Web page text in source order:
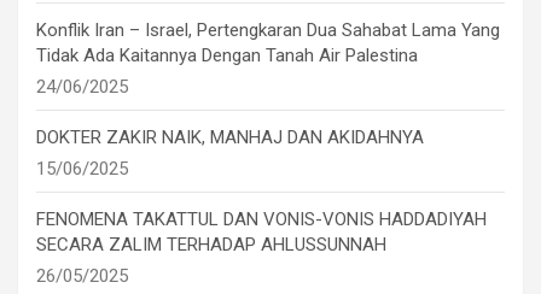
Konflik Iran – Israel, Pertengkaran Dua Sahabat Lama Yang
Tidak Ada Kaitannya Dengan Tanah Air Palestina
24/06/2025
DOKTER ZAKIR NAIK, MANHAJ DAN AKIDAHNYA
15/06/2025
FENOMENA TAKATTUL DAN VONIS-VONIS HADDADIYAH
SECARA ZALIM TERHADAP AHLUSSUNNAH
26/05/2025